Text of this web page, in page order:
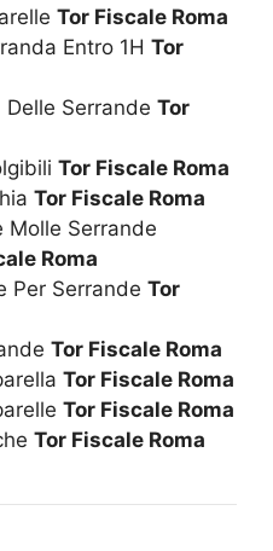
Tor Fiscale Roma
Entro 1H Tor
Delle Serrande Tor
Tor Fiscale Roma
Tor Fiscale Roma
Molle Serrande
Roma
Per Serrande Tor
Tor Fiscale Roma
Tor Fiscale Roma
Tor Fiscale Roma
Tor Fiscale Roma